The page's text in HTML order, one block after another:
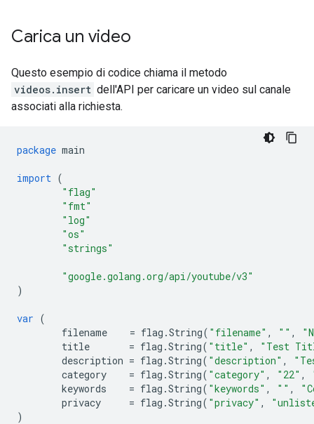
Carica un video
Questo esempio di codice chiama il metodo
videos.insert dell'API per caricare un video sul canale
associati alla richiesta.
package main
import (
"flag"
"fmt"
"log"
"os"
"strings"
"google.golang.org/api/youtube/v3"
)
var (
filename
= flag .String( "filename" , "" ,
title
= flag .String( "title" ,
"Test
description = flag .String( "description" ,
category
= flag .String( "category" , "22" ,
keywords
= flag .String( "keywords" , "" ,
privacy
= flag .String( "privacy" ,
)